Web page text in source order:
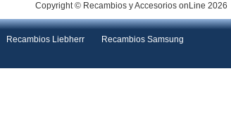
Copyright © Recambios y Accesorios onLine 2026
Recambios Liebherr
Recambios Samsung